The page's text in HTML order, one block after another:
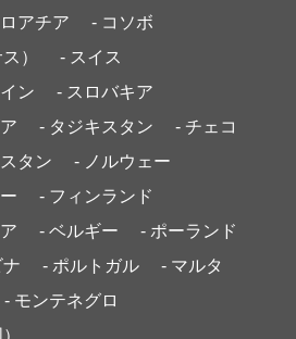
アチア
- コソボ
）
- スイス
ン
- スロバキア
- タジキスタン
- チェコ
タン
- ノルウェー
- フィンランド
- ベルギー
- ポーランド
- ポルトガル
- マルタ
- モンテネグロ